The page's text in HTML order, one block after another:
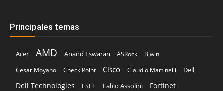
Principales temas
Acer AMD Anand Eswaran ASRock
Biwin
Cesar Moyano
Check Point Cisco Claudio Martinelli Dell
Dell Technologies ESET Fabio Assolini Fortinet